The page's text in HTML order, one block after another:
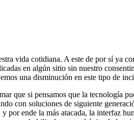
vida cotidiana. A este de por sí ya
en algún sitio sin nuestro
una disminución en este tipo de
que si pensamos que la tecnología
con soluciones de siguiente
por ende la más atacada, la interfaz